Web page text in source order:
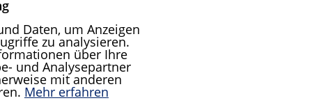
Daten, um Anzeigen
zu analysieren.
über Ihre
und Analysepartner
mit anderen
Mehr erfahren